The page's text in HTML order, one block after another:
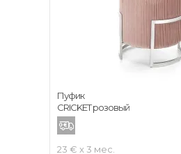
23 € x 3 мес.
Пуфик
CRICKET розовый